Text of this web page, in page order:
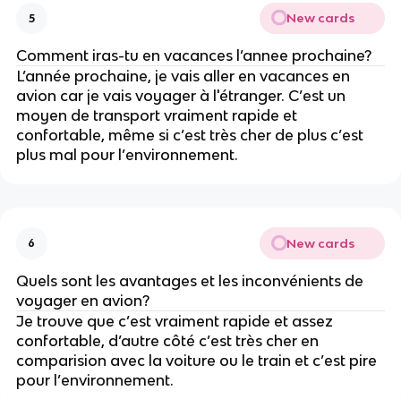
5 New cards
Comment iras-tu en vacances l’annee prochaine?
L’année prochaine, je vais aller en vacances en
avion car je vais voyager à l'étranger. C’est un
moyen de transport vraiment rapide et
confortable, même si c’est très cher de plus c’est
plus mal pour l’environnement.
6 New cards
Quels sont les avantages et les inconvénients de
voyager en avion?
Je trouve que c’est vraiment rapide et assez
confortable, d’autre côté c’est très cher en
comparision avec la voiture ou le train et c’est pire
pour l’environnement.